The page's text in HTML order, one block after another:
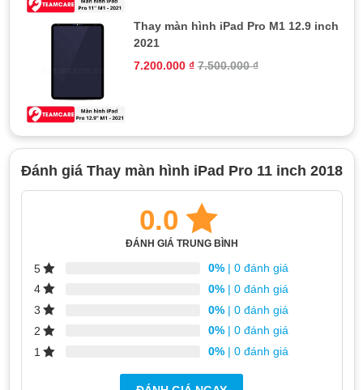
Thay màn hình iPad Pro M1 12.9 inch
2021
7.200.000 ₫ 7.500.000₫
Đánh giá Thay màn hình iPad Pro 11 inch 2018
0.0
ĐÁNH GIÁ TRUNG BÌNH
5 0%| 0 đánh giá
4
0%| 0 đánh giá
3
0%| 0 đánh giá
2
0%| 0 đánh giá
1
0%| 0 đánh giá